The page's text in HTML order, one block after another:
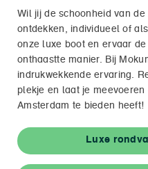
Wil jij de schoonheid van
ontdekken, individueel of
onze luxe boot en ervaar
onthaastte manier. Bij
indrukwekkende ervaring.
plekje en laat je
Amsterdam te bieden heeft!
Luxe